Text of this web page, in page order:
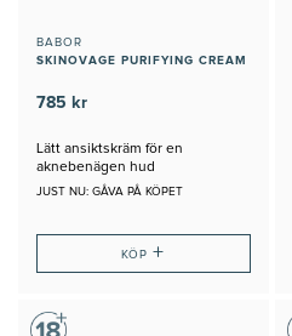
BABOR
SKINOVAGE PURIFYING CREAM
785 kr
Lätt ansiktskräm för en
aknebenägen hud
JUST NU: GÅVA PÅ KÖPET
KÖP+